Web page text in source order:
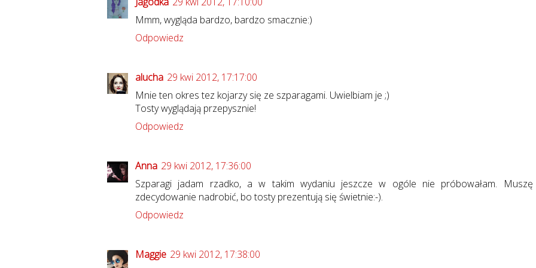
Mmm, wygląda bardzo, bardzo smacznie:)
Odpowiedz
alucha 29 kwi 2012, 17:17:00
Mnie ten okres tez kojarzy się ze szparagami. Uwielbiam je ;)
Tosty wyglądają przepysznie!
Odpowiedz
Anna 29 kwi 2012, 17:36:00
Szparagi jadam rzadko, a w takim wydaniu jeszcze w ogóle nie próbowałam.
zdecydowanie nadrobić, bo tosty prezentują się świetnie:-).
Odpowiedz
Maggie 29 kwi 2012, 17:38:00